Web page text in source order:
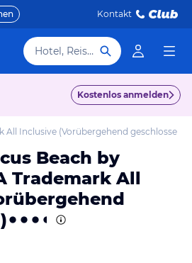
Kontakt
Hotel, Reiseziel
Kostenlos anmelden
Inclusive (Vorübergehend geschlossen)
Beach by
Trademark All